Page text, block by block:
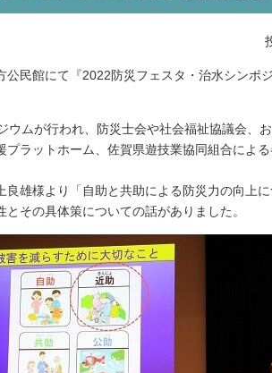
民館にて『2022防災フェスタ・治水シンポ
ウムが行われ、防災士会や社会福祉協議会、
ラットホーム、佐賀県遊技業協同組合による
雄様より「自助と共助による防災力の向上に
その具体策についての話がありました。